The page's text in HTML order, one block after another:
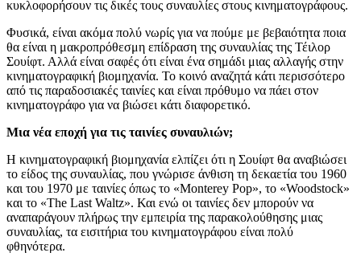
κυκλοφορήσουν τις δικές τους συναυλίες στους κινηματογράφους.
Φυσικά, είναι ακόμα πολύ νωρίς για να πούμε με βεβαιότητα ποια
θα είναι η μακροπρόθεσμη επίδραση της συναυλίας της Τέιλορ
Σουίφτ. Αλλά είναι σαφές ότι είναι ένα σημάδι μιας αλλαγής στην
κινηματογραφική βιομηχανία. Το κοινό αναζητά κάτι περισσότερο
από τις παραδοσιακές ταινίες και είναι πρόθυμο να πάει στον
κινηματογράφο για να βιώσει κάτι διαφορετικό.
Μια νέα εποχή για τις ταινίες συναυλιών;
Η κινηματογραφική βιομηχανία ελπίζει ότι η Σουίφτ θα αναβιώσει
το είδος της συναυλίας, που γνώρισε άνθιση τη δεκαετία του 1960
και του 1970 με ταινίες όπως το «Monterey Pop», το «Woodstock»
και το «The Last Waltz». Και ενώ οι ταινίες δεν μπορούν να
αναπαράγουν πλήρως την εμπειρία της παρακολούθησης μιας
συναυλίας, τα εισιτήρια του κινηματογράφου είναι πολύ
φθηνότερα.